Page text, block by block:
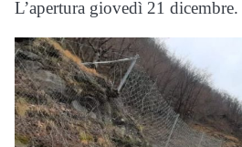
L’apertura giovedì 21 dicembre.